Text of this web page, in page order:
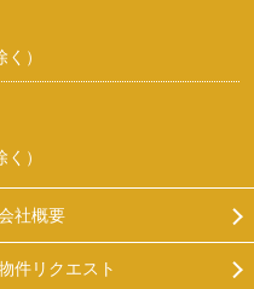
）
）
社概要
件リクエスト